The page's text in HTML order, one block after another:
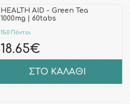
HEALTH AID - Green Tea
1000mg | 60tabs
150 Πόντοι
18.65€
ΣΤΟ ΚΑΛΑΘΙ